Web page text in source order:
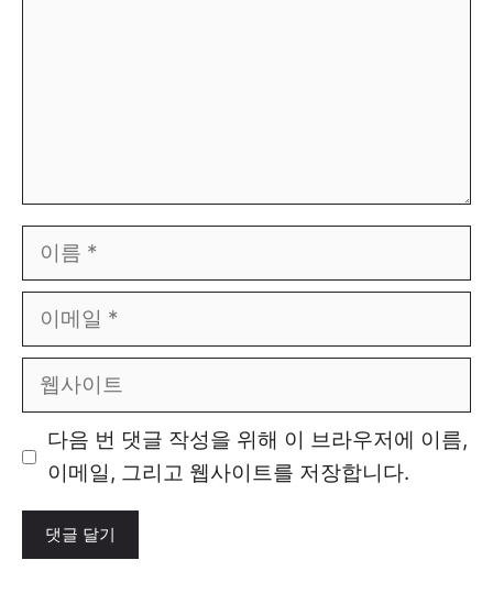
름
메
사
트
다음 번 댓글 작성을 위해 이 브라우저에 이름,
이메일, 그리고 웹사이트를 저장합니다.